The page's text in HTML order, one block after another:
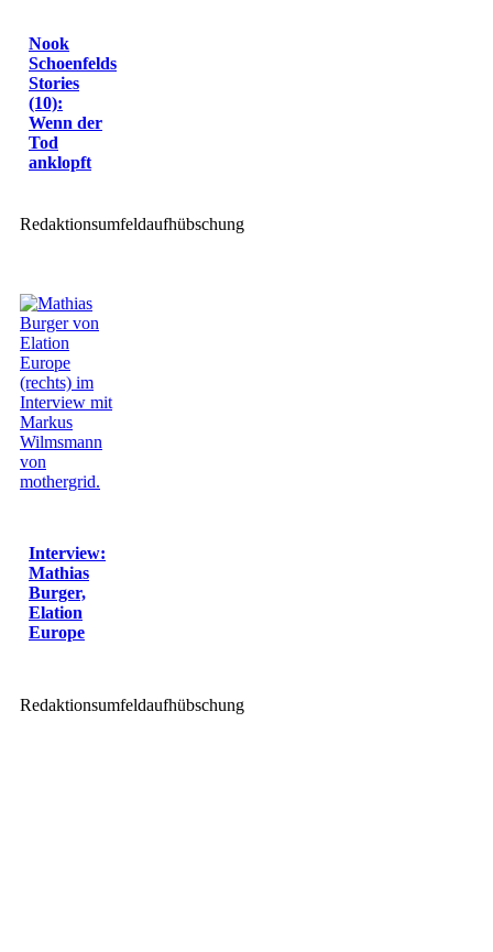
Nook
Schoenfelds
Stories
(10):
Wenn der
Tod
anklopft
Redaktionsumfeldaufhübschung
Interview:
Mathias
Burger,
Elation
Europe
Redaktionsumfeldaufhübschung